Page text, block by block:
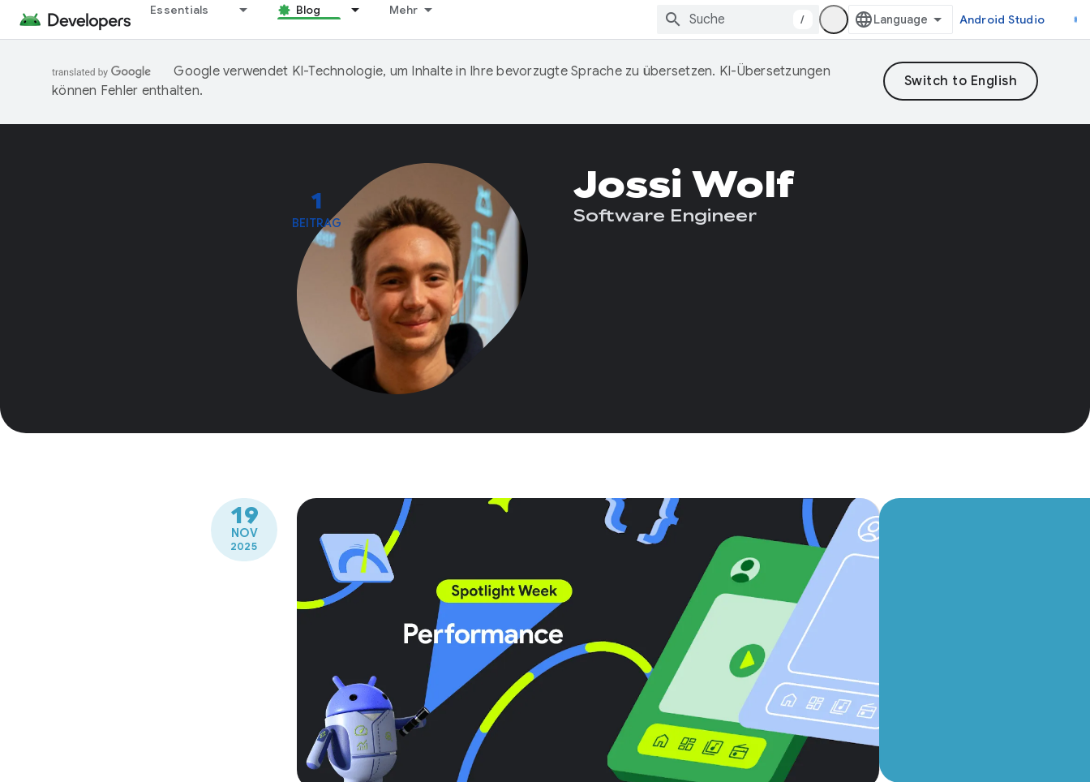
Essentials Blog Mehr
/ Android Studio
Google verwendet KI-Technologie, um Inhalte in Ihre bevorzugte Sprache zu übersetzen. KI-Übersetzungen
können Fehler enthalten.
1
BEITRAG
Jossi Wolf
Software Engineer
19
NOV
2025